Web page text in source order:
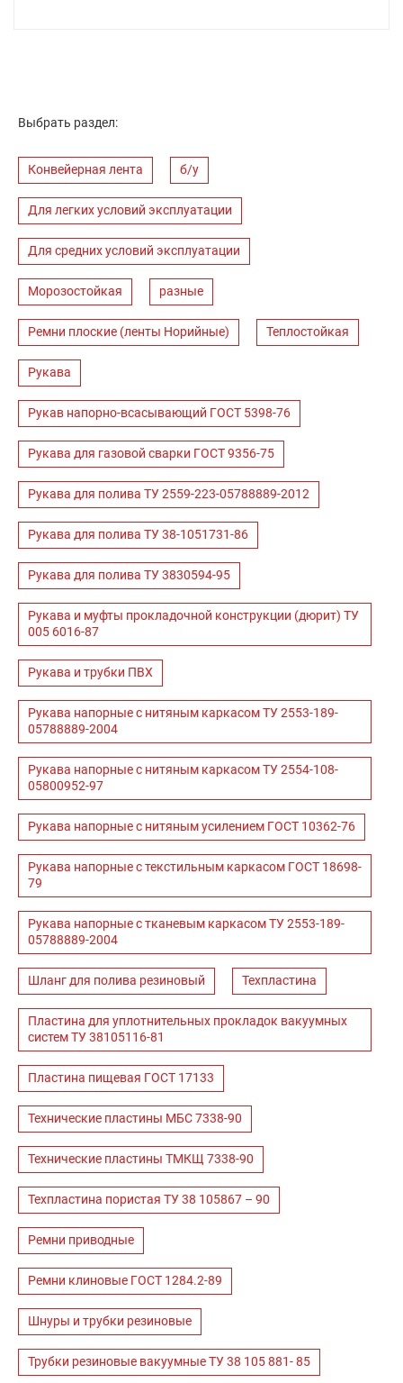
Выбрать раздел:
Конвейерная лента б/у
Для легких условий эксплуатации
Для средних условий эксплуатации
Морозостойкая разные
Ремни плоские (ленты Норийные) Теплостойкая
Рукава
Рукав напорно-всасывающий ГОСТ 5398-76
Рукава для газовой сварки ГОСТ 9356-75
Рукава для полива ТУ 2559-223-05788889-2012
Рукава для полива ТУ 38-1051731-86
Рукава для полива ТУ 3830594-95
Рукава и муфты прокладочной конструкции (дюрит) ТУ
005 6016-87
Рукава и трубки ПВХ
Рукава напорные с нитяным каркасом ТУ 2553-189-
05788889-2004
Рукава напорные с нитяным каркасом ТУ 2554-108-
05800952-97
Рукава напорные с нитяным усилением ГОСТ 10362-76
Рукава напорные с текстильным каркасом ГОСТ 18698-
79
Рукава напорные с тканевым каркасом ТУ 2553-189-
05788889-2004
Шланг для полива резиновый Техпластина
Пластина для уплотнительных прокладок вакуумных
систем ТУ 38105116-81
Пластина пищевая ГОСТ 17133
Технические пластины МБС 7338-90
Технические пластины ТМКЩ 7338-90
Техпластина пористая ТУ 38 105867 – 90
Ремни приводные
Ремни клиновые ГОСТ 1284.2-89
Шнуры и трубки резиновые
Трубки резиновые вакуумные ТУ 38 105 881- 85